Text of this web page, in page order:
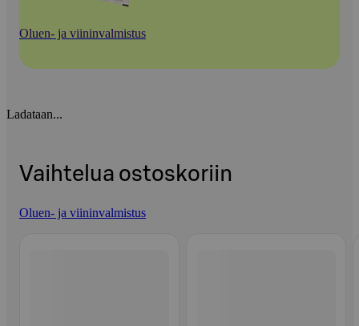
Oluen- ja viininvalmistus
Ladataan...
Vaihtelua ostoskoriin
Oluen- ja viininvalmistus